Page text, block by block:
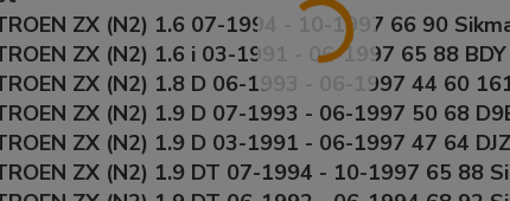
ZX (N2) 1.6 07-1994 - 10-1997 66 90
ZX (N2) 1.6 i 03-1991 - 06-1997 65 88
ZX (N2) 1.8 D 06-1993 - 06-1997 44 60
ZX (N2) 1.9 D 07-1993 - 06-1997 50 68
ZX (N2) 1.9 D 03-1991 - 06-1997 47 64
ZX (N2) 1.9 DT 07-1994 - 10-1997 65 88